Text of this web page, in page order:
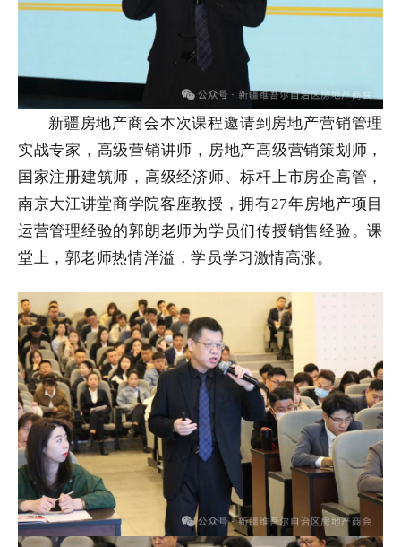
新疆房地产商会本次课程邀请到房地产营销管理
实战专家，高级营销讲师，房地产高级营销策划师，
国家注册建筑师，高级经济师、标杆上市房企高管，
南京大江讲堂商学院客座教授，拥有27年房地产项目
运营管理经验的郭朗老师为学员们传授销售经验。课
堂上，郭老师热情洋溢，学员学习激情高涨。